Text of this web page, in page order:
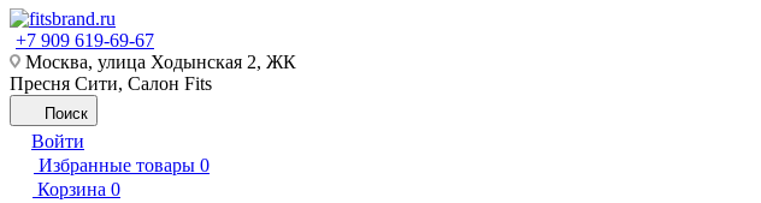
+7 909 619-69-67
Москва, улица Ходынская 2, ЖК
Пресня Сити, Салон Fits
Поиск
Войти
Избранные товары 0
Корзина 0